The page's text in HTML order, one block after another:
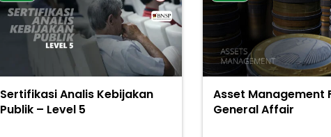
Sertifikasi Analis Kebijakan
Publik – Level 5
Asset Management
General Affair